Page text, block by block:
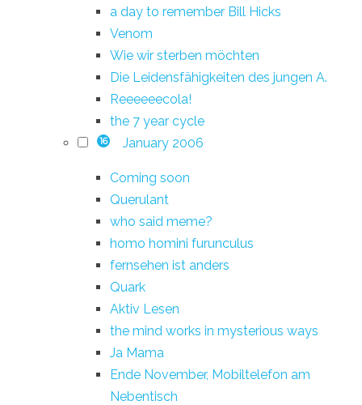
a day to remember Bill Hicks
Venom
Wie wir sterben möchten
Die Leidensfähigkeiten des jungen A.
Reeeeeecola!
the 7 year cycle
16 January 2006
Coming soon
Querulant
who said meme?
homo homini furunculus
fernsehen ist anders
Quark
Aktiv Lesen
the mind works in mysterious ways
Ja Mama
Ende November, Mobiltelefon am
Nebentisch